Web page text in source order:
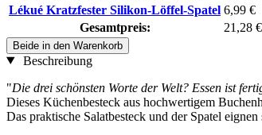
Lékué Kratzfester Silikon-Löffel-Spatel 6,99 €
Gesamtpreis:
21,28 €
Beide in den Warenkorb
Beschreibung
"Die drei schönsten Worte der Welt? Essen ist
Dieses Küchenbesteck aus hochwertigem
Das praktische Salatbesteck und der Spatel